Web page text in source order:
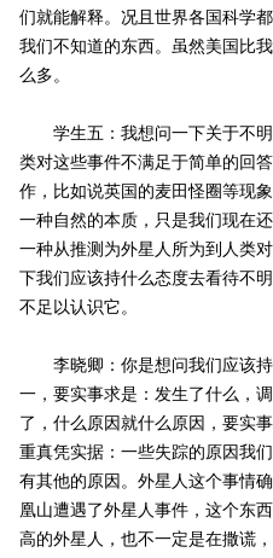
们就能解释。况且世界各国科学
我们不知道的东西。虽然美国比
么多。
学生五：我想问一下关于不明
类对这些事件不满足于简单的回
作，比如说英国的麦田怪圈等现
一种自然的本质，只是我们现在
一种从推测为外星人所为到人类
下我们应该持什么态度去看待不
不足以认识它。
李晓卿：你是想问我们应该持
一，要实事求是：发生了什么，
了，什么原因就什么原因，要实
重真凭实据：一些失踪的原因我
有其他的原因。外星人这个事情
凰山遭遇了外星人事件，这个东
高的外星人，也不一定是在撒谎